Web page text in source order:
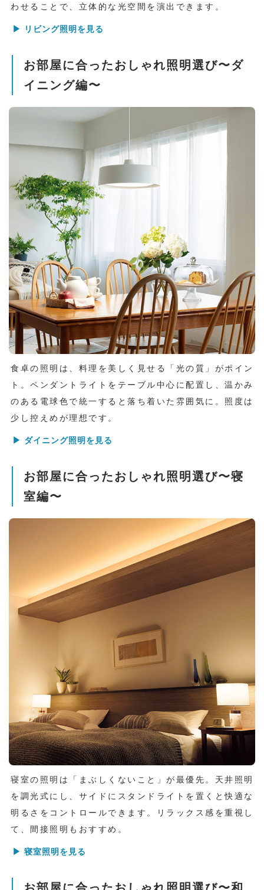
わせることで、立体的な光空間を演出できます。
▶ リビング照明を見る
お部屋に合ったおしゃれ照明選び〜ダ
イニング編〜
食卓の照明は、料理を美しく見せる「光の質」がポイン
ト。ペンダントライトをテーブル中心に配置し、温かみ
のある電球色で統一すると落ち着いた雰囲気に。照度は
少し控えめが理想です。
▶ ダイニング照明を見る
お部屋に合ったおしゃれ照明選び〜寝
室編〜
寝室の照明は「まぶしくないこと」が最優先。天井照明
を調光式にし、サイドにスタンドライトを置くと快適な
明るさをコントロールできます。リラックス感を重視し
て、間接照明もおすすめ。
▶ 寝室照明を見る